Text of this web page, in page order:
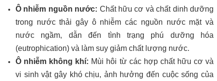
Ô nhiễm nguồn nước: Chất hữu cơ và chất dinh dưỡng
trong nước thải gây ô nhiễm các nguồn nước mặt và
nước ngầm, dẫn đến tình trạng phú dưỡng hóa
(eutrophication) và làm suy giảm chất lượng nước.
Ô nhiễm không khí: Mùi hôi từ các hợp chất hữu cơ và
vi sinh vật gây khó chịu, ảnh hưởng đến cuộc sống của